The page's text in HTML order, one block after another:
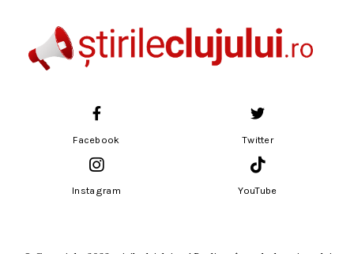
Facebook Twitter
Instagram YouTube